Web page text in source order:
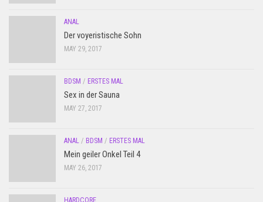
ANAL
Der voyeristische Sohn
MAY 29, 2017
BDSM / ERSTES MAL
Sex in der Sauna
MAY 27, 2017
ANAL / BDSM / ERSTES MAL
Mein geiler Onkel Teil 4
MAY 26, 2017
HARDCORE